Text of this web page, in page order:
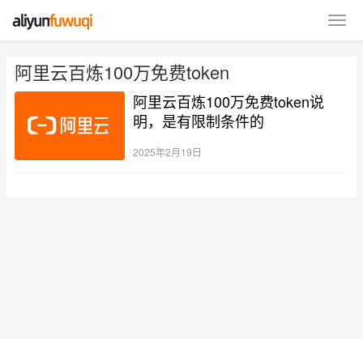
阿里云百炼100万免费token
阿里云百炼100万免费token说
明，是有限制条件的
2025年2月19日